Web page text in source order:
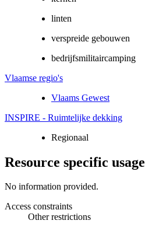
linten
verspreide gebouwen
bedrijfsmilitaircamping
Vlaamse regio's
Vlaams Gewest
INSPIRE - Ruimtelijke dekking
Regionaal
Resource specific usage
No information provided.
Access constraints
Other restrictions